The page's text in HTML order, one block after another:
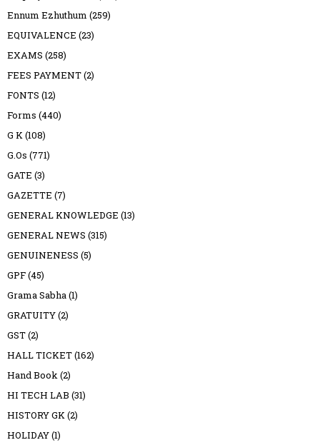
Ennum Ezhuthum (259)
EQUIVALENCE (23)
EXAMS (258)
FEES PAYMENT(2)
FONTS (12)
Forms (440)
G K(108)
G.Os (771)
GATE (3)
GAZETTE (7)
GENERAL KNOWLEDGE (13)
GENERAL NEWS (315)
GENUINENESS (5)
GPF(45)
Grama Sabha(1)
GRATUITY(2)
GST(2)
HALL TICKET(162)
Hand Book(2)
HI TECH LAB (31)
HISTORY GK(2)
HOLIDAY(1)